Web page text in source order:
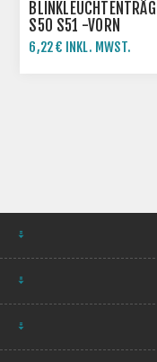
S50 S51 -VORN
6,22 € INKL. MWST.